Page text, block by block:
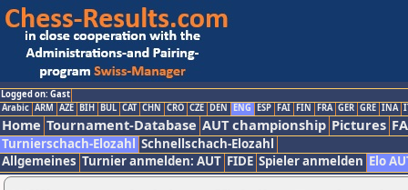
Logged on: Gast
Arabic ARM AZE BIH BUL CAT CHN CRO CZE DEN ENG ESP FAI FIN FRA GER GRE INA
Home Tournament-Database AUT championship Pictures
Turnierschach-Elozahl Schnellschach-Elozahl
Allgemeines Turnier anmelden: AUT FIDE Spieler anmelden Elo